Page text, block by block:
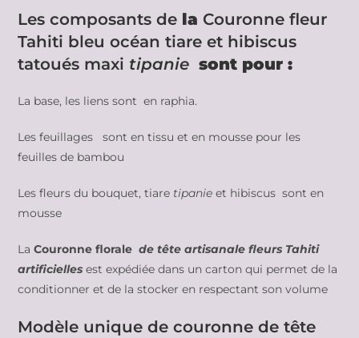
Les composants de la Couronne fleur
Tahiti bleu océan tiare et hibiscus
tatoués maxi tipanie sont pour :
La base, les liens sont en raphia.
Les feuillages sont en tissu et en mousse pour les
feuilles de bambou
Les fleurs du bouquet, tiare tipanie et hibiscus sont en
mousse
LaCouronne floralede tête artisanale fleurs Tahiti
artificiellesest expédiée dans un carton qui permet de la
conditionner et de la stocker en respectant son volume
Modèle unique de couronne de tête